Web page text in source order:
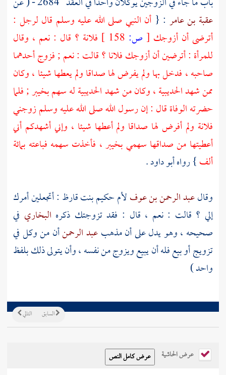
عقبة بن عامر : { أن النبي صلى الله عليه وسلم قال لرجل :
أترضى أن أزوجك [ ص:
فلانة ؟ قال : نعم ، وقال
للمرأة : أترضين أن أزوجك فلانا ؟ قالت : نعم ; فزوج أحدهما
صاحبه ، فدخل بها ولم يفرض لها صداقا ولم يعطها شيئا ، وكان
ممن شهدالحديبية، وكان من شهدالحديبيةله سهمبخيبر; فلما
حضرته الوفاة قال : إن رسول الله صلى الله عليه وسلم زوجني
فلانة ولم أفرض لها صداقا ولم أعطها شيئا ، وإني أشهدكم أني
أعطيتها من صداقها سهميبخيبر، فأخذت سهمه فباعته بمائة
ألف} رواهأبو داود.
وقالعبد الرحمن بن عوفلأم حكيم بنت قارظ : أتجعلين أمرك
إلي ؟ قالت : نعم ، قال : فقد تزوجتك ذكره البخاري في
صحيحه ، وهو يدل على أن مذهبعبد الرحمنأن من وكل في
تزويج أو بيع فله أن يبيع ويزوج من نفسه ، وأن يتولى ذلك بلفظ
واحد )
التالي السابق
عرض الحاشية